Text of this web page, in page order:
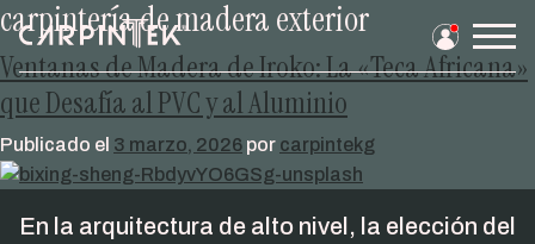
Saltar
contenido
carpintería de madera exterior
Ventanas de Madera de Iroko: La «Teca Africana»
que Desafía al PVC y al Aluminio
Publicado el 3 marzo, 2026 por carpintekg
En la arquitectura de alto nivel, la elección del